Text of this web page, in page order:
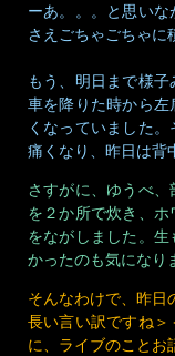
ーあ。。。と思い
さえごちゃごちゃに
もう、明日まで様子
車を降りた時から左
くなっていました
痛くなり、昨日は背
さすがに、ゆうべ
を２か所で炊き、
をながしました。
かったのも気になり
そんなわけで、昨日
長い言い訳ですね
に、ライブのことお